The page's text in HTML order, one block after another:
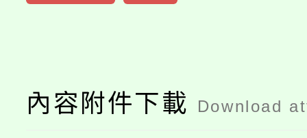
內容附件下載 Download